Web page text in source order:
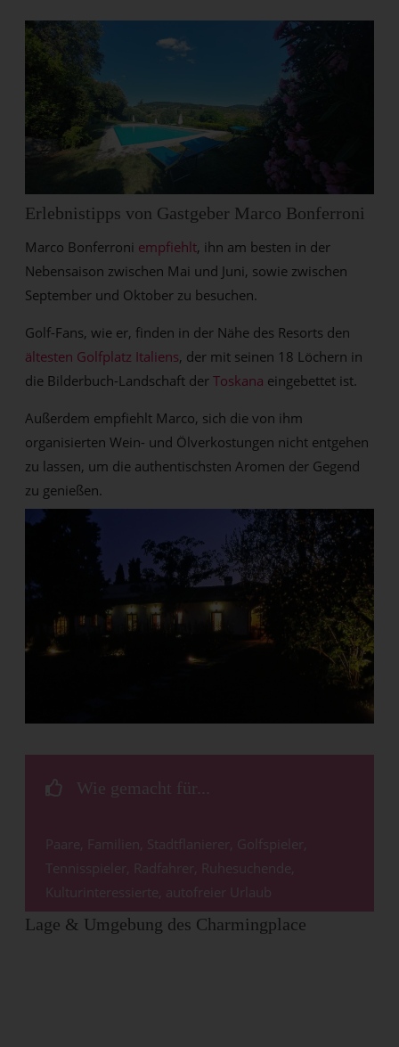
Erlebnistipps von Gastgeber Marco Bonferroni
Marco Bonferroni empfiehlt, ihn am besten in der
Nebensaison zwischen Mai und Juni, sowie zwischen
September und Oktober zu besuchen.
Golf-Fans, wie er, finden in der Nähe des Resorts den
ältesten Golfplatz Italiens, der mit seinen 18 Löchern in
die Bilderbuch-Landschaft derToskana eingebettet ist.
Außerdem empfiehlt Marco, sich die von ihm
organisierten Wein- und Ölverkostungen nicht entgehen
zu lassen, um die authentischsten Aromen der Gegend
zu genießen.
Wie gemacht für...
Paare, Familien, Stadtflanierer, Golfspieler,
Tennisspieler, Radfahrer, Ruhesuchende,
Kulturinteressierte, autofreier Urlaub
Lage & Umgebung des Charmingplace